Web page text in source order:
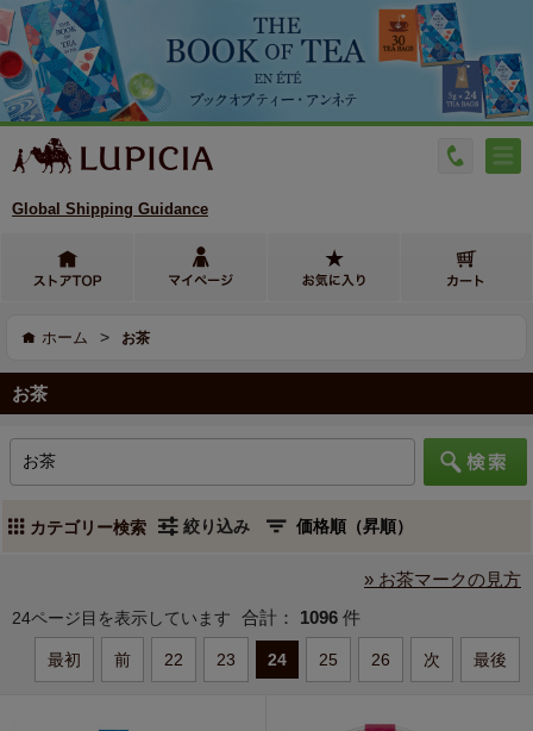
Global Shipping Guidance
ホーム > お茶
お茶
カテゴリー検索 絞り込み
» お茶マークの見方
24ページ目を表示しています 合計： 1096 件
最初 前 22 23 24 25 26 次 最後